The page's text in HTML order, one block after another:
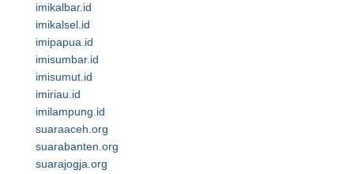
imikalbar.id
imikalsel.id
imipapua.id
imisumbar.id
imisumut.id
imiriau.id
imilampung.id
suaraaceh.org
suarabanten.org
suarajogja.org